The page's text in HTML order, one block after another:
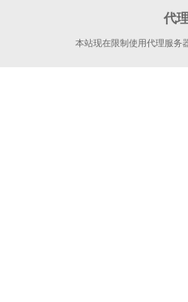
代
本站现在限制使用代理服务